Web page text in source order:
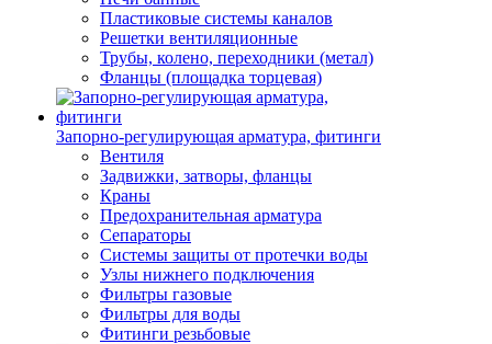
Пластиковые системы каналов
Решетки вентиляционные
Трубы, колено, переходники (метал)
Фланцы (площадка торцевая)
Запорно-регулирующая арматура, фитинги
Вентиля
Задвижки, затворы, фланцы
Краны
Предохранительная арматура
Сепараторы
Системы защиты от протечки воды
Узлы нижнего подключения
Фильтры газовые
Фильтры для воды
Фитинги резьбовые